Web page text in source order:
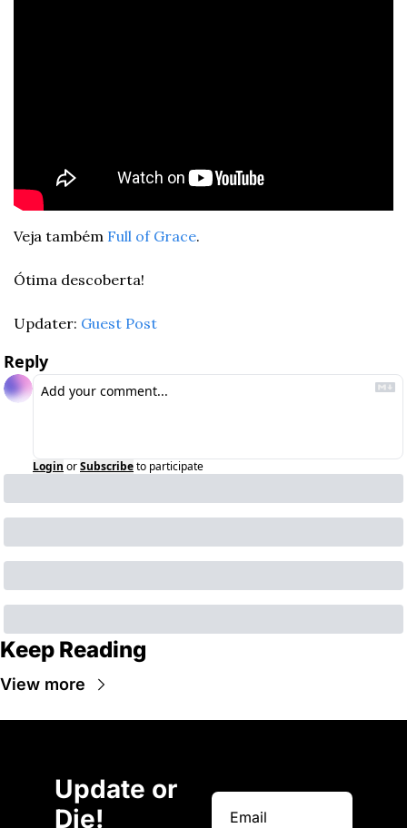
Veja também Full of Grace.
Ótima descoberta!
Updater: Guest Post
Reply
Login orSubscribeto participate
Keep Reading
View more
Update or
Die!